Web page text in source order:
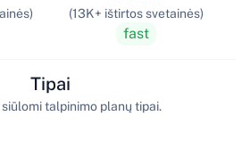
(13K+ ištirtos svetainės)
fast
Tipai
talpinimo planų tipai.